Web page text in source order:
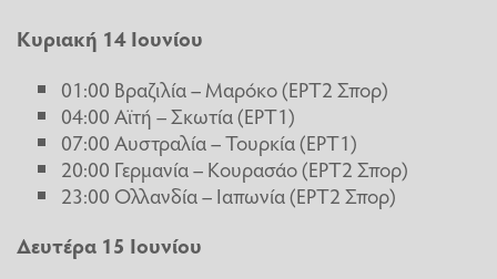
Κυριακή 14 Ιουνίου
01:00 Βραζιλία – Μαρόκο (ΕΡΤ2 Σπορ)
04:00 Αϊτή – Σκωτία (ΕΡΤ1)
07:00 Αυστραλία – Τουρκία (ΕΡΤ1)
20:00 Γερμανία – Κουρασάο (ΕΡΤ2 Σπορ)
23:00 Ολλανδία – Ιαπωνία (ΕΡΤ2 Σπορ)
Δευτέρα 15 Ιουνίου